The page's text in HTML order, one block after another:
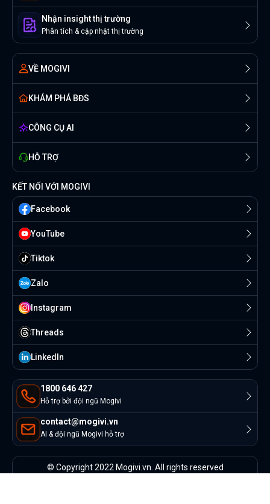
Nhận insight thị trường
Phân tích & cập nhật thị trường
VỀ MOGIVI
KHÁM PHÁ BĐS
CÔNG CỤ AI
HỖ TRỢ
1800 646 427
Hỗ trợ bởi đội ngũ Mogivi
contact@mogivi.vn
AI & đội ngũ Mogivi hỗ trợ
KẾT NỐI VỚI MOGIVI
Facebook
YouTube
Tiktok
Zalo
Instagram
Threads
Linkedln
© Copyright 2022 Mogivi.vn. All rights reserved